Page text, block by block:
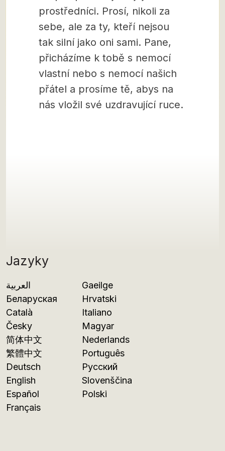
Jazyky
العربية
Беларуская
Català
Česky
简体中文
繁體中文
Deutsch
English
Español
Français
Gaeilge
Hrvatski
Italiano
Magyar
Nederlands
Português
Русский
Slovenščina
Polski
prostředníci. Prosí, nikoli za
sebe, ale za ty, kteří nejsou
tak silní jako oni sami. Pane,
přicházíme k tobě s nemocí
vlastní nebo s nemocí našich
přátel a prosíme tě, abys na
nás vložil své uzdravující ruce.